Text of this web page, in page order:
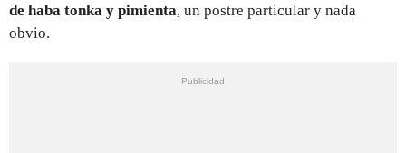
de haba tonka y pimienta, un postre particular y nada
obvio.